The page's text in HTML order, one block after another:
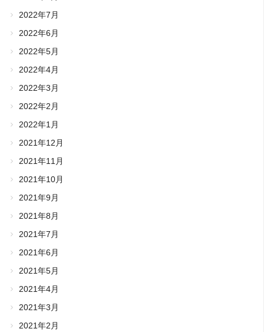
2022年7月
2022年6月
2022年5月
2022年4月
2022年3月
2022年2月
2022年1月
2021年12月
2021年11月
2021年10月
2021年9月
2021年8月
2021年7月
2021年6月
2021年5月
2021年4月
2021年3月
2021年2月